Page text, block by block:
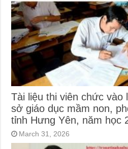
Tài liệu thi viên chức vào
sở giáo dục mầm non,
tỉnh Hưng Yên, năm học
March 31, 2026